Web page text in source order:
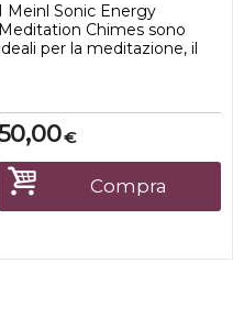
I Meinl Sonic Energy
Meditation Chimes sono
per la meditazione, il
tua casa. Il loro suono
riempie l'intero
e ti invita a
sognare.Questi campanelli
sono caratterizzati da una
partico...
€
Compra